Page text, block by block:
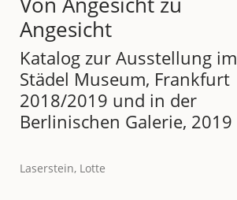
Angesicht
Katalog zur Ausstellung im
Städel Museum, Frankfurt
2018/2019 und in der
Berlinischen Galerie, 2019
Laserstein, Lotte